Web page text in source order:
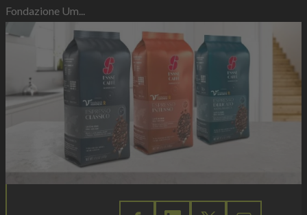
Fondazione Um...